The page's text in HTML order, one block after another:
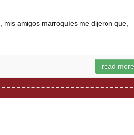
amigos marroquíes me dijeron que,
read more